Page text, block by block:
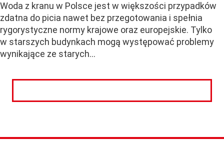
Woda z kranu w Polsce jest w większości przypadków
zdatna do picia nawet bez przegotowania i spełnia
rygorystyczne normy krajowe oraz europejskie. Tylko
w starszych budynkach mogą występować problemy
wynikające ze starych...